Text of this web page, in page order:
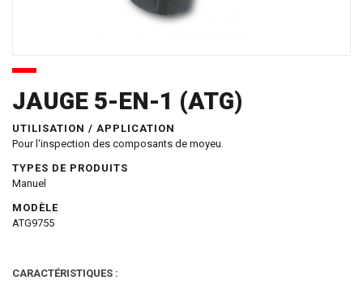
JAUGE 5-EN-1 (ATG)
UTILISATION / APPLICATION
Pour l‘inspection des composants de moyeu.
TYPES DE PRODUITS
Manuel
MODÈLE
ATG9755
CARACTÉRISTIQUES :